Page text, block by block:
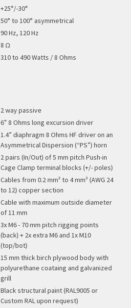
+25°/-30°
50° to 100° asymmetrical
90 Hz, 120 Hz
8 Ω
310 to 490 Watts / 8 Ohms
2 way passive
6” 8 Ohms long excursion driver
1.4” diaphragm 8 Ohms HF driver on an
Asymmetrical Dispersion (“PS”) horn
2 pairs (In/Out) of 5 mm pitch Push-in
Cage Clamp terminal blocks (+/- poles)
Cables from 0.2 mm² to 4 mm² (AWG 24
to 12) copper section
Cable with maximum outside diameter
of 11 mm
3x M6 - 70 mm pitch rigging points
(back) + 2x extra M6 and 1x M10
(top/bot)
15 mm thick birch plywood body with
polyurethane coataing and galvanized
grill
Black structural paint (RAL9005 or
Custom RAL upon request)